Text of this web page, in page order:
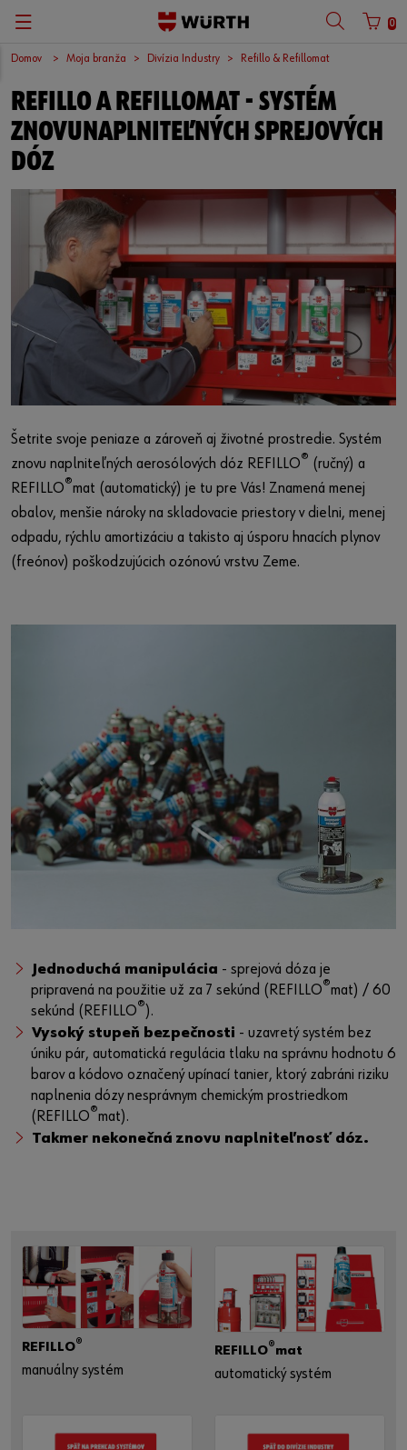
0
Domov Moja branža Divízia Industry Refillo & Refillomat
REFILLO A REFILLOMAT - SYSTÉM
ZNOVUNAPLNITEĽNÝCH SPREJOVÝCH
DÓZ
Šetrite svoje peniaze a zároveň aj životné prostredie. Systém
znovu naplniteľných aerosólových dóz REFILLO® (ručný) a
REFILLO®mat (automatický) je tu pre Vás! Znamená menej
obalov, menšie nároky na skladovacie priestory v dielni, menej
odpadu, rýchlu amortizáciu a takisto aj úsporu hnacích plynov
(freónov) poškodzujúcich ozónovú vrstvu Zeme.
Jednoduchá manipulácia - sprejová dóza je
pripravená na použitie už za 7 sekúnd (REFILLO®mat) / 60
sekúnd (REFILLO®).
Vysoký stupeň bezpečnosti - uzavretý systém bez
úniku pár, automatická regulácia tlaku na správnu hodnotu 6
barov a kódovo označený upínací tanier, ktorý zabráni riziku
naplnenia dózy nesprávnym chemickým prostriedkom
(REFILLO®mat).
Takmer nekonečná znovu naplniteľnosť dóz.
REFILLO®
manuálny systém
REFILLO®mat
automatický systém